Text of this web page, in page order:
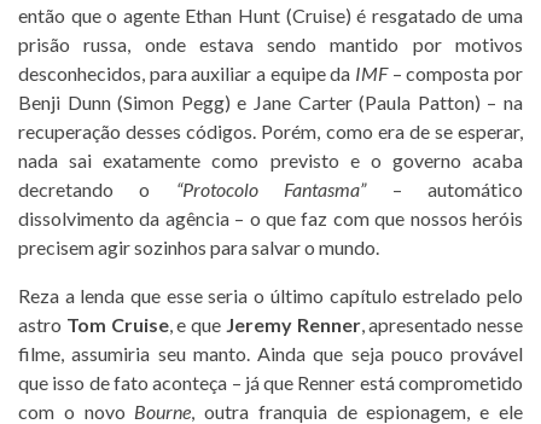
então que o agente Ethan Hunt (Cruise) é resgatado de uma
prisão russa, onde estava sendo mantido por motivos
desconhecidos, para auxiliar a equipe da IMF – composta por
Benji Dunn (Simon Pegg) e Jane Carter (Paula Patton) – na
recuperação desses códigos. Porém, como era de se esperar,
nada sai exatamente como previsto e o governo acaba
decretando o “Protocolo Fantasma”– automático
dissolvimento da agência – o que faz com que nossos heróis
precisem agir sozinhos para salvar o mundo.
Reza a lenda que esse seria o último capítulo estrelado pelo
astro Tom Cruise, e que Jeremy Renner, apresentado nesse
filme, assumiria seu manto. Ainda que seja pouco provável
que isso de fato aconteça – já que Renner está comprometido
com o novo Bourne, outra franquia de espionagem, e ele